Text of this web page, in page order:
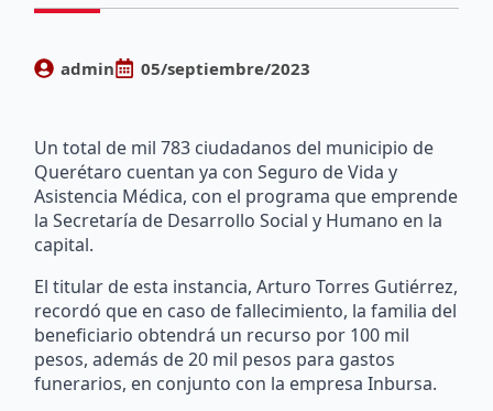
admin 05/septiembre/2023
Un total de mil 783 ciudadanos del municipio de
Querétaro cuentan ya con Seguro de Vida y
Asistencia Médica, con el programa que emprende
la Secretaría de Desarrollo Social y Humano en la
capital.
El titular de esta instancia, Arturo Torres Gutiérrez,
recordó que en caso de fallecimiento, la familia del
beneficiario obtendrá un recurso por 100 mil
pesos, además de 20 mil pesos para gastos
funerarios, en conjunto con la empresa Inbursa.